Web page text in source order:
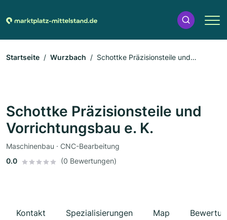
Startseite Wurzbach
Schottke Präzisionsteile und
Schottke Präzisionsteile und
Vorrichtungsbau e. K.
Maschinenbau · CNC-Bearbeitung
0.0
(0 Bewertungen)
Kontakt Spezialisierungen Map